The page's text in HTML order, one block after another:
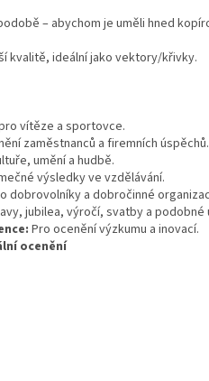
– abychom je uměli hned
kvalitě, ideální jako vektory/křivky.
vítěze a sportovce.
zaměstnanců a firemních úspěchů.
umění a hudbě.
výsledky ve vzdělávání.
dobrovolníky a dobročinné
jubilea, výročí, svatby a podobné
Pro ocenění výzkumu a inovací.
ocenění